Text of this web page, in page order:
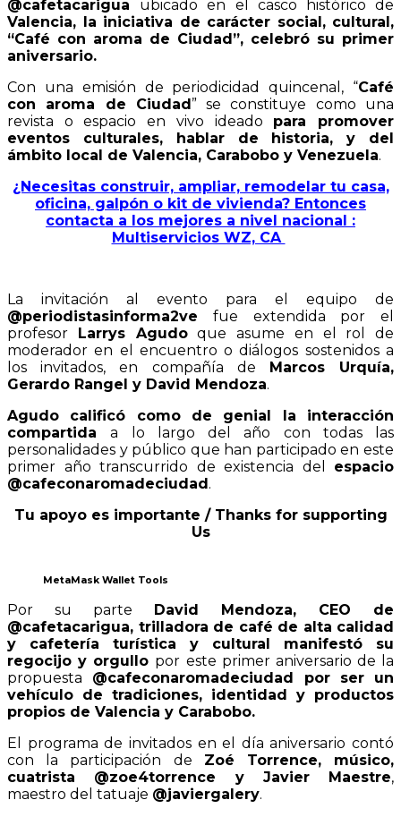
@cafetacarigua ubicado en el casco histórico de
Valencia, la iniciativa de carácter social, cultural,
“Café con aroma de Ciudad”, celebró su primer
aniversario.
Con una emisión de periodicidad quincenal, “Café
con aroma de Ciudad ” se constituye como una
revista o espacio en vivo ideado para promover
eventos culturales, hablar de historia, y del
ámbito local de Valencia, Carabobo y Venezuela.
¿Necesitas construir, ampliar, remodelar tu casa,
oficina, galpón o kit de vivienda? Entonces
contacta a los mejores a nivel nacional :
Multiservicios WZ, CA
La invitación al evento para el equipo de
@periodistasinforma2ve fue extendida por el
profesor
Larrys Agudoque asume en el rol de
moderador en el encuentro o diálogos sostenidos a
los invitados, en compañía de
Marcos Urquía,
Gerardo Rangel y David Mendoza.
Agudo calificó como de genial la interacción
compartidaa lo largo del año con todas las
personalidades y público que han participado en este
primer año transcurrido de existencia del espacio
@cafeconaromadeciudad .
Tu apoyo es importante / Thanks for supporting
Us
MetaMask Wallet Tools
Por su parte
David Mendoza, CEO de
@cafetacarigua, trilladora de café de alta calidad
y cafetería turística y cultural manifestó su
regocijo y orgullo por este primer aniversario de la
propuesta @cafeconaromadeciudad por ser un
vehículo de tradiciones, identidad y productos
propios de Valencia y Carabobo.
El programa de invitados en el día aniversario contó
con la participación de Zoé Torrence, músico,
cuatrista @zoe4torrence y Javier Maestre,
maestro del tatuaje @javiergalery.